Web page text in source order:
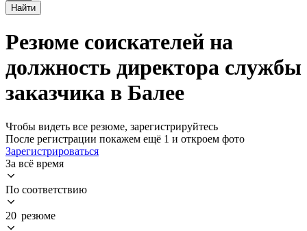
Найти
Резюме соискателей на
должность директора службы
заказчика в Балее
Чтобы видеть все резюме, зарегистрируйтесь
После регистрации покажем ещё 1 и откроем фото
Зарегистрироваться
За всё время
По соответствию
20 резюме